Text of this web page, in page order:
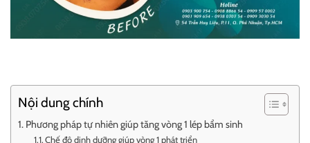
Nội dung chính
Phương pháp tự nhiên giúp tăng vòng 1 lép bẩm sinh
Chế độ dinh dưỡng giúp vòng 1 phát triển